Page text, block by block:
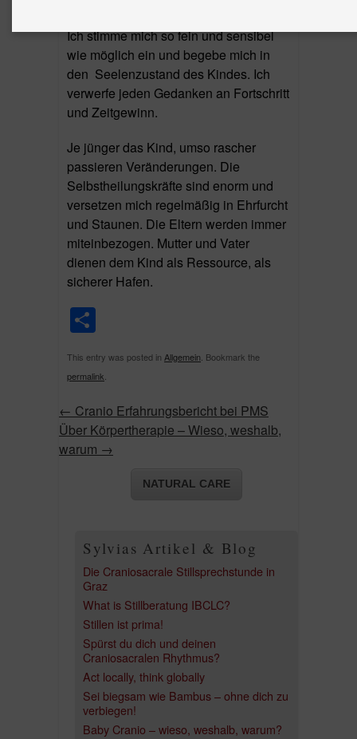
Ich stimme mich so fein und sensibel
wie möglich ein und begebe mich in
den Seelenzustand des Kindes. Ich
verwerfe jeden Gedanken an Fortschritt
und Zeitgewinn.
Je jünger das Kind, umso rascher
passieren Veränderungen. Die
Selbstheilungskräfte sind enorm und
versetzen mich regelmäßig in Ehrfurcht
und Staunen. Die Eltern werden immer
miteinbezogen. Mutter und Vater
dienen dem Kind als Ressource, als
sicherer Hafen.
This entry was posted in Allgemein. Bookmark the
permalink.
← Cranio Erfahrungsbericht bei PMS
Über Körpertherapie – Wieso, weshalb,
warum →
NATURAL CARE
Sylvias Artikel & Blog
Die Craniosacrale Stillsprechstunde in
Graz
What is Stillberatung IBCLC?
Stillen ist prima!
Spürst du dich und deinen
Craniosacralen Rhythmus?
Act locally, think globally
Sei biegsam wie Bambus – ohne dich zu
verbiegen!
Baby Cranio – wieso, weshalb, warum?